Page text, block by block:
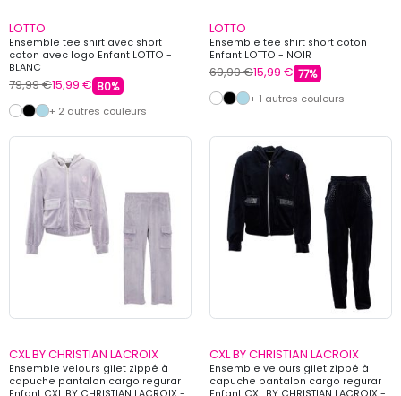
LOTTO
Ensemble tee shirt avec short
coton avec logo Enfant LOTTO -
BLANC
79,99 €15,99 € 80%
+ 2 autres couleurs
LOTTO
Ensemble tee shirt short coton
Enfant LOTTO - NOIR
69,99 €15,99 € 77%
+ 1 autres couleurs
CXL BY CHRISTIAN LACROIX
Ensemble velours gilet zippé à
capuche pantalon cargo regurar
CXL BY CHRISTIAN LACROIX
Ensemble velours gilet zippé à
capuche pantalon cargo regurar